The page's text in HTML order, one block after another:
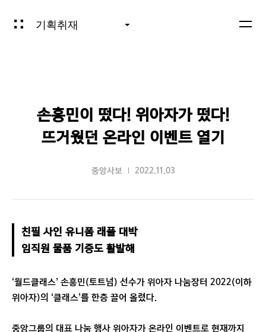
기획취재
손흥민이 떴다! 위아자가 떴다!
뜨거웠던 온라인 이벤트 열기
중앙사보 2022.11.03
친필 사인 유니폼 래플 대박
임직원 물품 기증도 활발해
‘월드클래스’ 손흥민(토트넘) 선수가 위아자 나눔장터 2022(이하
위아자)의 ‘클래스’를 한층 끌어 올렸다.
중앙그룹의 대표 나눔 행사 위아자가 온라인 이벤트로 현재까지